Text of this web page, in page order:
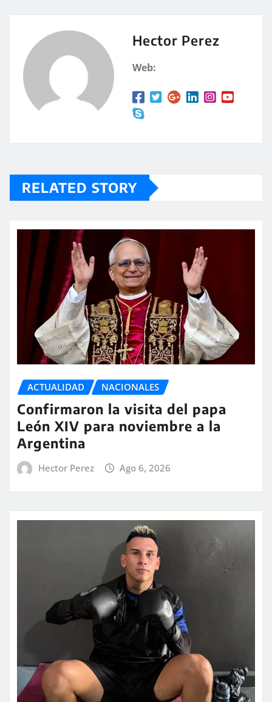
A
p
rt
Hector Perez
Web:
RELATED STORY
ACTUALIDAD NACIONALES
Confirmaron la visita del papa
León XIV para noviembre a la
Argentina
Hector Perez Ago 6, 2026